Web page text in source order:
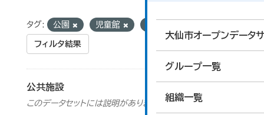
大仙市オープンデータ
グループ一覧
組織一覧
タグ: 公園 児童館
フィルタ結果
公共施設
このデータセットには説明がありません